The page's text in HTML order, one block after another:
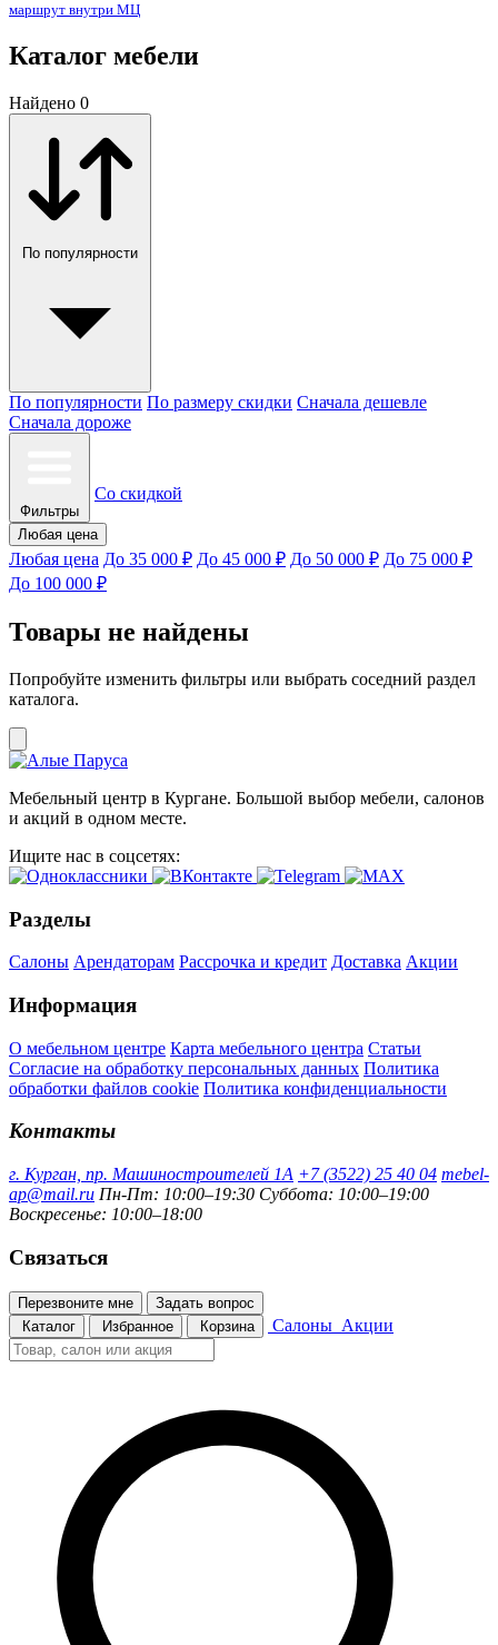
маршрут внутри МЦ
Каталог мебели
Найдено 0
По популярности
По популярности По размеру скидки Сначала дешевле
Сначала дороже
Фильтры
Со скидкой
Любая цена
Любая цена До 35 000 ₽ До 45 000 ₽ До 50 000 ₽ До 75 000 ₽
До 100 000 ₽
Товары не найдены
Попробуйте изменить фильтры или выбрать соседний раздел
каталога.
Мебельный центр в Кургане. Большой выбор мебели, салонов
и акций в одном месте.
Ищите нас в соцсетях:
Разделы
Салоны Арендаторам Рассрочка и кредит Доставка Акции
Информация
О мебельном центре Карта мебельного центра Статьи
Согласие на обработку персональных данных Политика
обработки файлов cookie Политика конфиденциальности
Контакты
г. Курган, пр. Машиностроителей 1А +7 (3522) 25 40 04 mebel-
ap@mail.ru Пн-Пт: 10:00–19:30 Суббота: 10:00–19:00
Воскресенье: 10:00–18:00
Связаться
Перезвоните мне
Задать вопрос
Каталог
Избранное Корзина Салоны Акции